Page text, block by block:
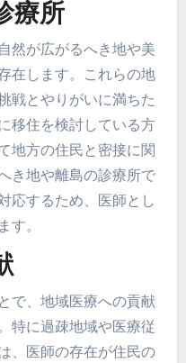
療所
然が広がるへき地や美
在します。これらの地
戦とやりがいに満ちた
移住を検討している方
地方の住民と密接に関
き地や離島の診療所で
応するため、医師とし
す。
で、地域医療への貢献
特に過疎地域や医療従
、医師の存在が住民の